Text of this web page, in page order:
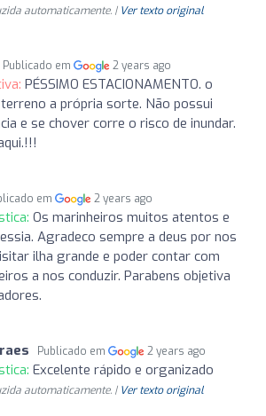
automaticamente. | Ver texto original
Publicado em 2 years ago
PÉSSIMO ESTACIONAMENTO. o
a própria sorte. Não possui
e se chover corre o risco de inundar.
em 2 years ago
Os marinheiros muitos atentos e
Agradeco sempre a deus por nos
ilha grande e poder contar com
a nos conduzir. Parabens objetiva
Publicado em 2 years ago
Excelente rápido e organizado
automaticamente. | Ver texto original